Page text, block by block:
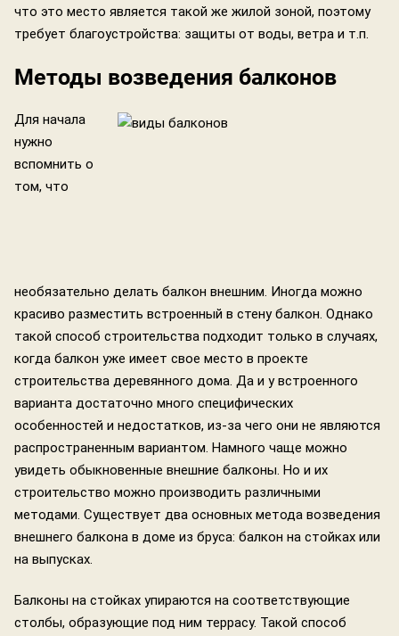
что это место является такой же жилой зоной, поэтому
требует благоустройства: защиты от воды, ветра и т.п.
Методы возведения балконов
Для начала
нужно
вспомнить о
том, что
необязательно делать балкон внешним. Иногда можно
красиво разместить встроенный в стену балкон. Однако
такой способ строительства подходит только в случаях,
когда балкон уже имеет свое место в проекте
строительства деревянного дома. Да и у встроенного
варианта достаточно много специфических
особенностей и недостатков, из-за чего они не являются
распространенным вариантом. Намного чаще можно
увидеть обыкновенные внешние балконы. Но и их
строительство можно производить различными
методами. Существует два основных метода возведения
внешнего балкона в доме из бруса: балкон на стойках или
на выпусках.
Балконы на стойках упираются на соответствующие
столбы, образующие под ним террасу. Такой способ